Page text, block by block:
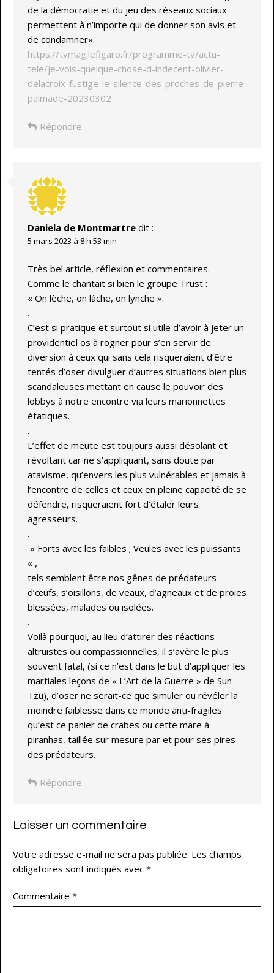
de la démocratie et du jeu des réseaux sociaux
permettent à n’importe qui de donner son avis et
de condamner».
https://tvmag.lefigaro.fr/programme-tv/actu-
tele/je-vois-quelque-chose-d-indecent-olivier-
delacroix-fustige-le-silence-des-proches-de-pierre-
palmade-20230302
Répondre
Daniela de Montmartre dit :
5 mars 2023 à 8 h 53 min
Très bel article, réflexion et commentaires.
Comme le chantait si bien le groupe Trust :
« On lèche, on lâche, on lynche ».
.
C’est si pratique et surtout si utile d’avoir à jeter un
providentiel os à rogner pour s’en servir de
diversion à ceux qui sans cela risqueraient d’être
tentés d’oser divulguer d’autres situations bien plus
scandaleuses mettant en cause le pouvoir des
lobbys à notre encontre via leurs marionnettes
étatiques.
.
L’effet de meute est toujours aussi désolant et
révoltant car ne s’appliquant, sans doute par
atavisme, qu’envers les plus vulnérables et jamais à
l’encontre de celles et ceux en pleine capacité de se
défendre, risqueraient fort d’étaler leurs
agresseurs.
.
» Forts avec les faibles ; Veules avec les puissants
« ,
tels semblent être nos gênes de prédateurs
d’œufs, s’oisillons, de veaux, d’agneaux et de proies
blessées, malades ou isolées.
.
Voilà pourquoi, au lieu d’attirer des réactions
altruistes ou compassionnelles, il s’avère le plus
souvent fatal, (si ce n’est dans le but d’appliquer les
martiales leçons de « L’Art de la Guerre » de Sun
Tzu), d’oser ne serait-ce que simuler ou révéler la
moindre faiblesse dans ce monde anti-fragiles
qu’est ce panier de crabes ou cette mare à
piranhas, taillée sur mesure par et pour ses pires
des prédateurs.
Répondre
Laisser un commentaire
Votre adresse e-mail ne sera pas publiée. Les champs
obligatoires sont indiqués avec *
Commentaire *